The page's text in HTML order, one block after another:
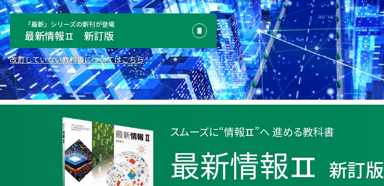
「最新」シリーズの新刊が登場
最新情報II 新訂版
改訂していない教科書についてはこちら
最新情報II 新訂版
スムーズに“情報II ”へ 進める教科書